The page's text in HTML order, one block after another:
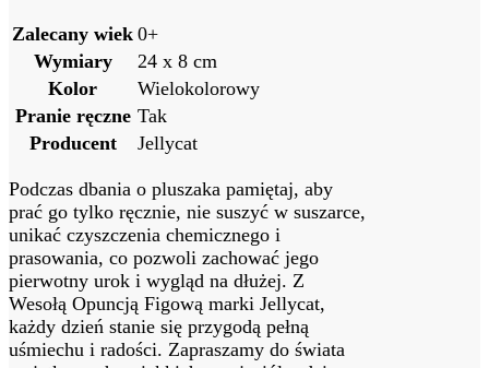
Zalecany wiek 0+
Wymiary
24 x 8 cm
Kolor
Wielokolorowy
Pranie ręczne Tak
Producent
Jellycat
Podczas dbania o pluszaka pamiętaj, aby
prać go tylko ręcznie, nie suszyć w suszarce,
unikać czyszczenia chemicznego i
prasowania, co pozwoli zachować jego
pierwotny urok i wygląd na dłużej. Z
Wesołą Opuncją Figową marki Jellycat,
każdy dzień stanie się przygodą pełną
uśmiechu i radości. Zapraszamy do świata